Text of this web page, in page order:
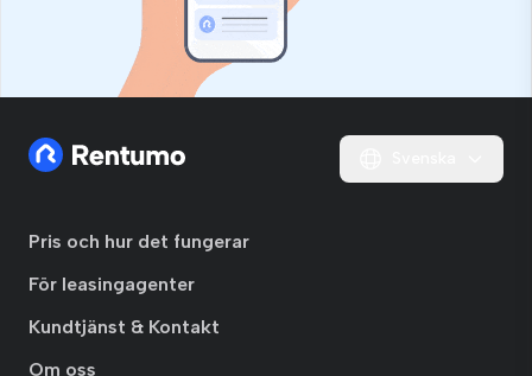
Pris och hur det fungerar
För leasingagenter
Kundtjänst & Kontakt
Om oss